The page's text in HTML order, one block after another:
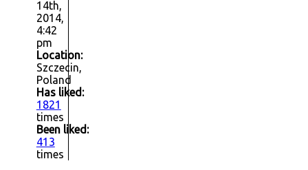
14th,
2014,
4:42
pm
Location:
Szczecin,
Poland
Has liked:
1821
times
Been liked:
413
times